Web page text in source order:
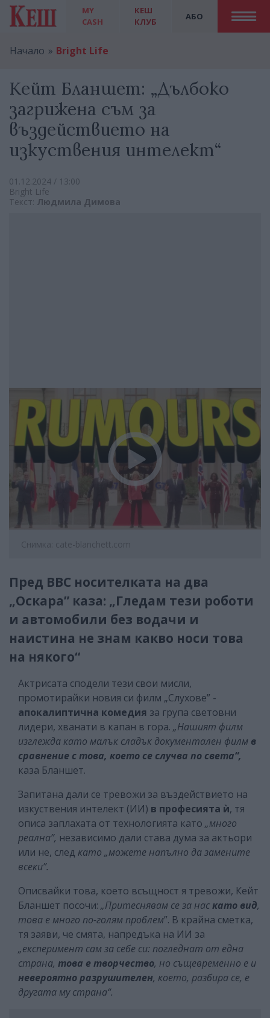
MY
CASH
АБО
КЕШ
КЛУБ
Начало Bright Life
Кейт Бланшет: „Дълбоко
загрижена съм за
въздействието на
изкуствения интелект“
01.12.2024 / 13:00
Bright Life
Текст: Людмила Димова
Снимка: cate-blanchett.com
Пред ВВС носителката на два
„Оскара” каза: „Гледам тези роботи
и автомобили без водачи и
наистина не знам какво носи това
на някого“
Актрисата сподели тези свои мисли,
промотирайки новия си филм „Слухове” -
апокалиптична комедия за група световни
лидери, хванати в капан в гора. „Нашият филм
изглежда като малък сладък документален филм в
сравнение с това, което се случва по света“,
каза Бланшет.
Запитана дали се тревожи за въздействието на
изкуствения интелект (ИИ) в професията ѝ, тя
описа заплахата от технологията като „много
реална”, независимо дали става дума за актьори
или не, след като „можете напълно да замените
всеки”.
Описвайки това, което всъщност я тревожи, Кейт
Бланшет посочи: „Притеснявам се за наскато вид,
това е много по-голям проблем”. В крайна сметка,
тя заяви, че смята, напредъка на ИИ за
„експеримент сам за себе си: погледнат от една
страна, това е творчество, но същевременно е и
невероятно разрушителен, което, разбира се, е
другата му страна“.